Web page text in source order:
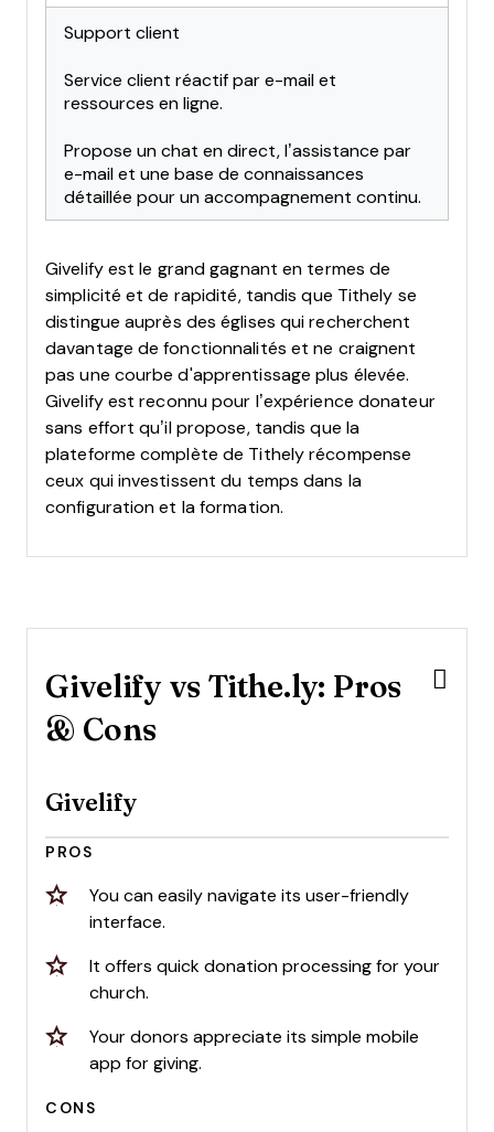
Support client
Service client réactif par e-mail et
ressources en ligne.
Propose un chat en direct, l’assistance par
e-mail et une base de connaissances
détaillée pour un accompagnement continu.
Givelify est le grand gagnant en termes de
simplicité et de rapidité, tandis que Tithely se
distingue auprès des églises qui recherchent
davantage de fonctionnalités et ne craignent
pas une courbe d'apprentissage plus élevée.
Givelify est reconnu pour l’expérience donateur
sans effort qu’il propose, tandis que la
plateforme complète de Tithely récompense
ceux qui investissent du temps dans la
configuration et la formation.
Givelify vs Tithe.ly: Pros
& Cons
Givelify
PROS
You can easily navigate its user-friendly
interface.
It offers quick donation processing for your
church.
Your donors appreciate its simple mobile
app for giving.
CONS